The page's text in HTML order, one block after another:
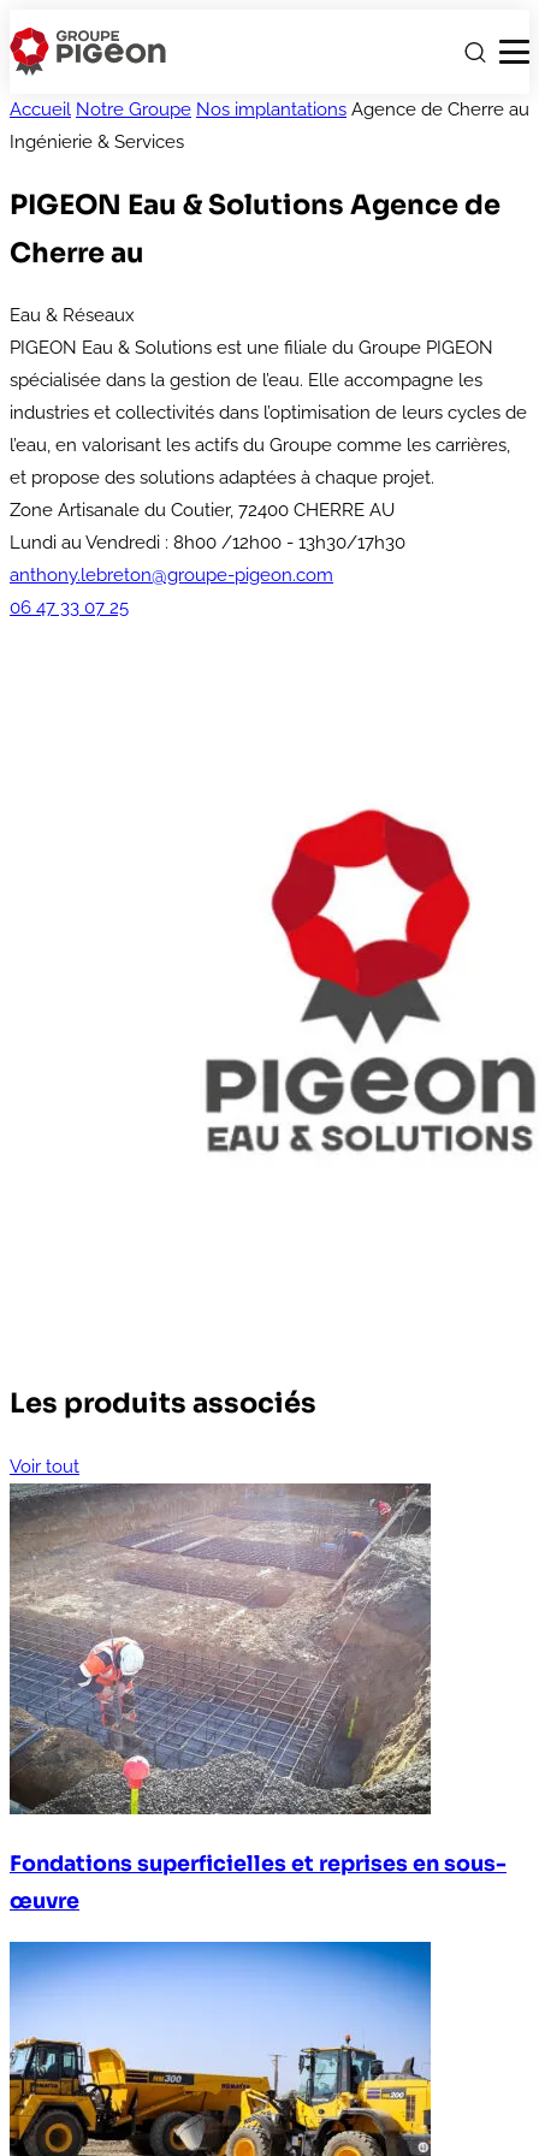
Accueil Notre Groupe Nos implantations Agence de Cherre au
Ingénierie & Services
PIGEON Eau & Solutions Agence de
Cherre au
Eau & Réseaux
PIGEON Eau & Solutions est une filiale du Groupe PIGEON
spécialisée dans la gestion de l’eau. Elle accompagne les
industries et collectivités dans l’optimisation de leurs cycles de
l’eau, en valorisant les actifs du Groupe comme les carrières,
et propose des solutions adaptées à chaque projet.
Zone Artisanale du Coutier, 72400 CHERRE AU
Lundi au Vendredi : 8h00 /12h00 - 13h30/17h30
anthony.lebreton@groupe-pigeon.com
06 47 33 07 25
Les produits associés
Voir tout
Fondations superficielles et reprises en sous-
œuvre